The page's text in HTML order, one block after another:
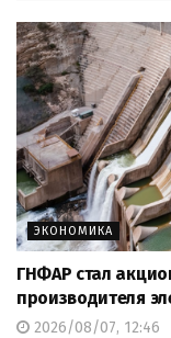
ЭКОНОМИКА
ГНФАР стал
производителя
2026/08/07, 12:46